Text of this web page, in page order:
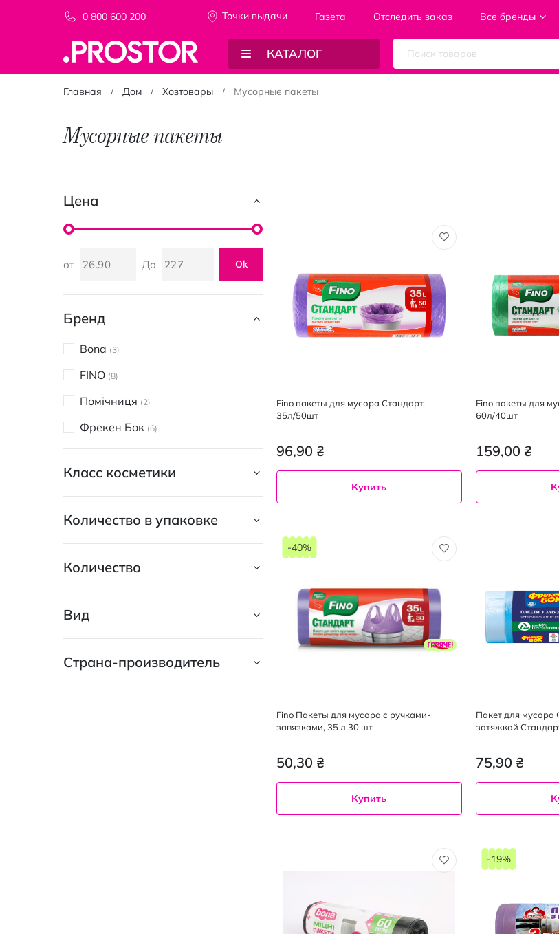
0 800 600 200 Точки выдачи Газета Отследить заказ Все бренды
КАТАЛОГ
Главная Дом Хозтовары Мусорные пакеты
Мусорные пакеты
Fino пакеты для мусора Стандарт,
35л/50шт
96,90 ₴
Купить
Fino пакеты для
60л/40шт
159,00 ₴
Fino Пакеты для мусора с ручками-
завязками, 35 л 30 шт
50,30 ₴
-40%
Купить
Пакет для мусора
затяжкой
75,90 ₴
-19%
Цена
от До Ok
Бренд
Bona 3
FINO 8
Помічниця 2
Фрекен Бок 6
Класс косметики
Количество в упаковке
Количество
Вид
Страна-производитель